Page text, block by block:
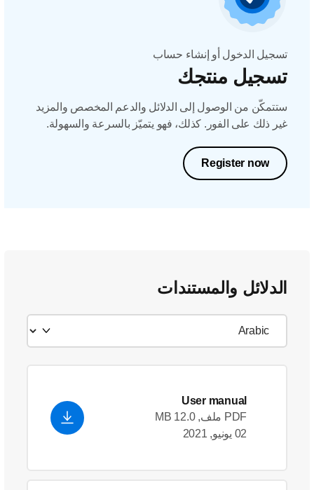
تسجيل الدخول أو إنشاء حساب
تسجيل منتجك
ستتمكّن من الوصول إلى الدلائل والدعم المخصص والمزيد
غير ذلك على الفور. كذلك، فهو يتميّز بالسرعة والسهولة.
Register now
الدلائل والمستندات
User manual
PDF ملف, 12.0 MB
02 يونيو, 2021